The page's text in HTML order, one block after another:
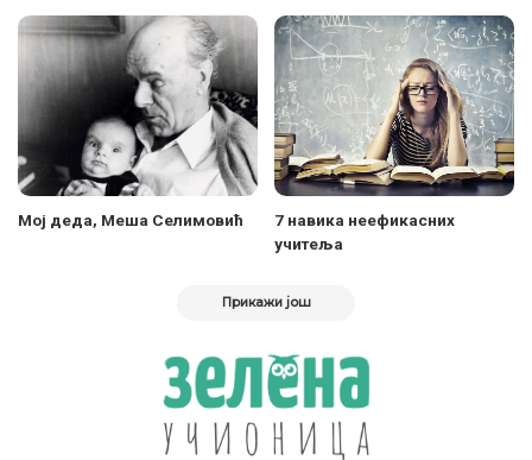
Мој деда, Меша Селимовић
7 навика неефикасних
учитеља
Прикажи још